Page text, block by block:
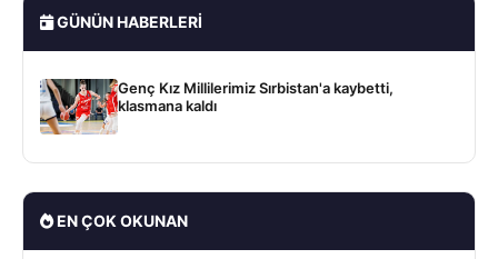
GÜNÜN HABERLERI
Genç Kız Millilerimiz Sırbistan'a kaybetti,
klasmana kaldı
EN ÇOK OKUNAN